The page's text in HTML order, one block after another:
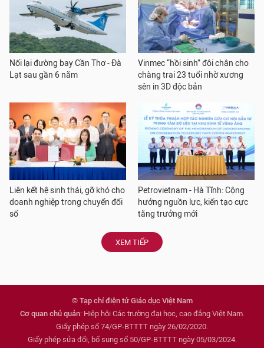
Nối lại đường bay Cần Thơ - Đà
Lạt sau gần 6 năm
Vinmec “hồi sinh” đôi chân cho
chàng trai 23 tuổi nhờ xương
sên in 3D độc bản
Liên kết hệ sinh thái, gỡ khó cho
doanh nghiệp trong chuyển đổi
số
Petrovietnam - Hà Tĩnh: Cộng
hưởng nguồn lực, kiến tạo cực
tăng trưởng mới
XEM TIẾP
© Tạp chí điện tử Giáo dục Việt Nam
Cơ quan chủ quản: Hiệp hội Các trường đại học, cao đẳng Việt Nam.
Giấy phép số 74/GP-BTTTT ngày 26/02/2020.
Giấy phép sửa đổi, bổ sung số 50/GP-BTTTT ngày 05/03/2024.